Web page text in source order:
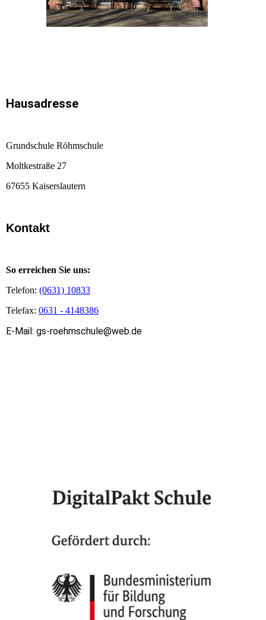
Hausadresse
Grundschule Röhmschule
Moltkestraße 27
67655 Kaiserslautern
Kontakt
So erreichen Sie uns:
Telefon: (0631) 10833
Telefax: 0631 - 4148386
E-Mail: gs-roehmschule@web.de